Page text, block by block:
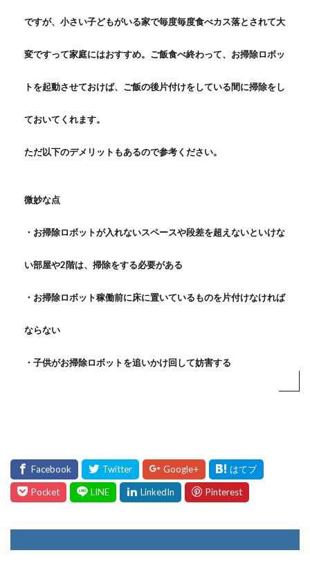
ですが、小さい子どもがいる家で毎度毎度食べカス落とされて大
変ですって家庭にはおすすめ。ご飯食べ終わって、お掃除ロボッ
トを起動させておけば、ご飯の後片付けをしている間に掃除をし
ておいてくれます。
ただ以下のデメリットもあるので参考ください。
微妙な点
・お掃除ロボットが入れないスペースや段差を超えないといけな
い部屋や2階は、掃除をする必要がある
・お掃除ロボット稼働前に床に置いているものを片付けなければ
ならない
・子供がお掃除ロボットを追いかけ回して妨害する